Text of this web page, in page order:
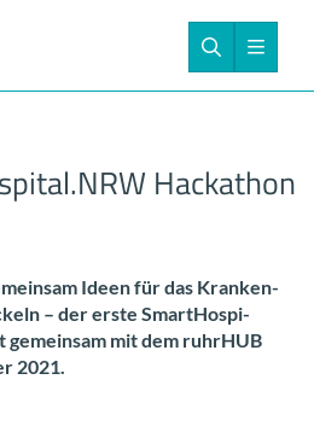
Ha­cka­thon
Ideen für das Kran­ken­
– der erste Smar­tHos­pi­
mit dem ruhr­HUB
2021.